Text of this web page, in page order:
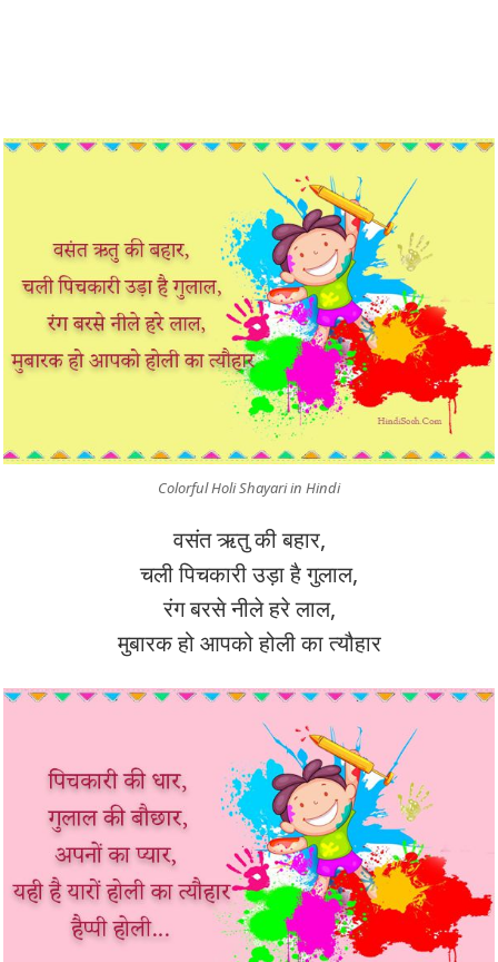
Colorful Holi Shayari in Hindi
वसंत ऋतु की बहार,
चली पिचकारी उड़ा है गुलाल,
रंग बरसे नीले हरे लाल,
मुबारक हो आपको होली का त्यौहार